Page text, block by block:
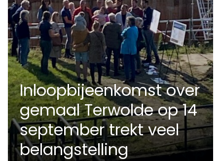
Inloopbijeenkomst over
gemaal Terwolde op 14
september trekt veel
belangstelling